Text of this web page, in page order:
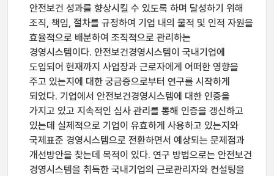
안전보건 성과를 향상시킬 수 있도록 하며 달성하기 위해
조직, 책임, 절차를 규정하여 기업 내의 물적 및 인적 자원을
효율적으로 배분하여 조직적으로 관리하는
경영시스템이다. 안전보건경영시스템이 국내기업에
도입되어 현재까지 사업장과 근로자에게 어떠한 영향을
주고 있는지에 대한 궁금증으로부터 연구를 시작하게
되었다. 기업에서 안전보건경영시스템에 대한 인증을
가지고 있고 지속적인 심사 관리를 통해 인증을 갱신하고
있는데 실제적으로 기업이 유효하게 사용하고 있는지와
국제표준 경영시스템으로 전환하면서 예상되는 문제점과
개선방안을 찾는데 목적이 있다. 연구 방법으로는 안전보건
경영시스템을 취득한 국내기업의 근로관리자와 컨설팅을